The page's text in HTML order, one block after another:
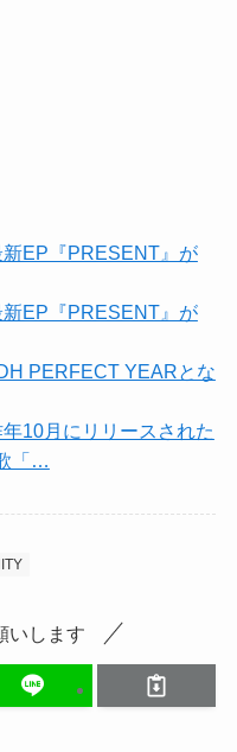
EP『PRESENT』が
EP『PRESENT』が
PERFECT YEARとな
10月にリリースされた
「…
いします